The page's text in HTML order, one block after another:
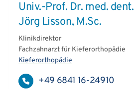
Univ.-Prof. Dr. med. dent.
Jörg Lisson, M.Sc.
Klinikdirektor
Fachzahnarzt für Kieferorthopädie
Kieferorthopädie
+49 6841 16-24910